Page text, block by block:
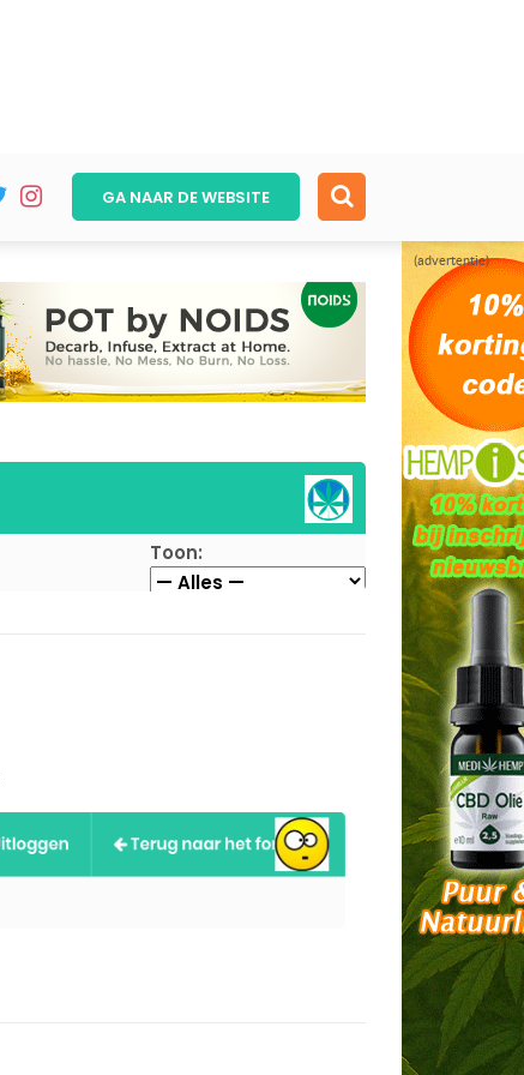
(advertentie)
GA NAAR DEWEBSITE
Toon: